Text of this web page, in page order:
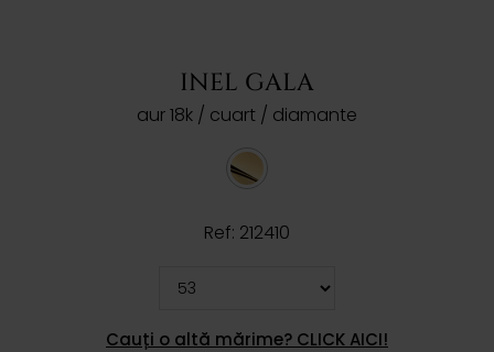
INEL GALA
aur 18k / cuart / diamante
Ref: 212410
Cauți o altă mărime? CLICK AICI!